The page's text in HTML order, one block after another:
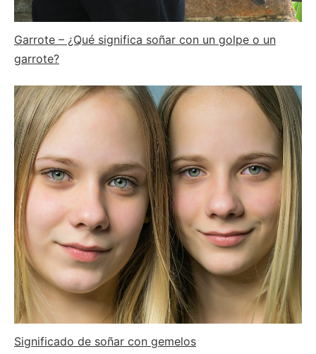
Garrote – ¿Qué significa soñar con un golpe o un
garrote?
Significado de soñar con gemelos